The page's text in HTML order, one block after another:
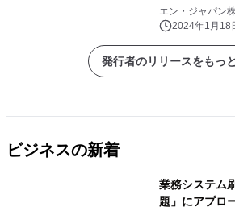
エン・ジャパン
2024年1月18
発行者のリリースをもっ
ビジネスの新着
業務システム
題」にアプロ